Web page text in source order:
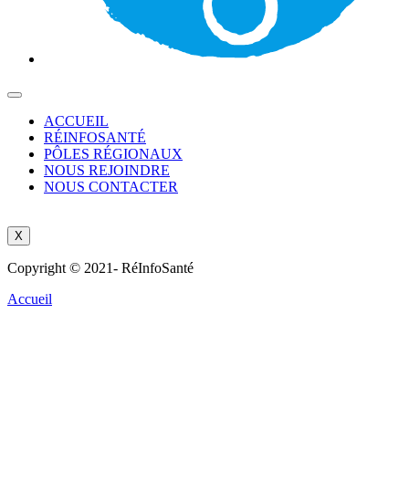
ACCUEIL
RÉINFOSANTÉ
PÔLES RÉGIONAUX
NOUS REJOINDRE
NOUS CONTACTER
X
Copyright © 2021- RéInfoSanté
Accueil